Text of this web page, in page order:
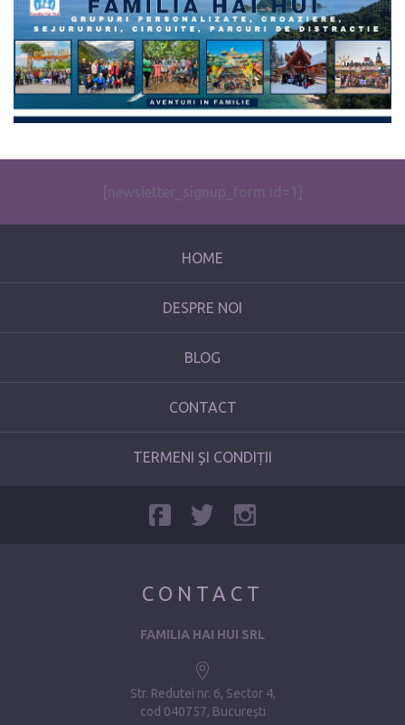
The form you have selected does not exist.
[newsletter_signup_form id=1]
HOME
DESPRE NOI
BLOG
CONTACT
TERMENI ȘI CONDIȚII
CONTACT
FAMILIA HAI HUI SRL
Str. Redutei nr. 6, Sector 4
cod 040757, București